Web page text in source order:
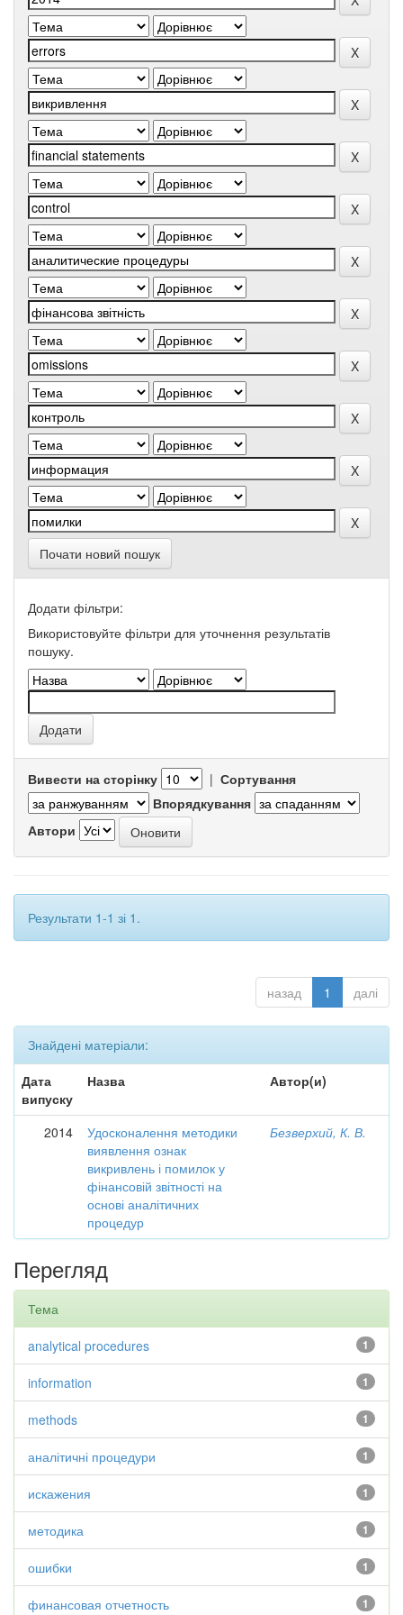
Почати новий пошук
Додати фільтри:
Використовуйте фільтри для уточнення результатів
пошуку.
Вивести на сторінку | Сортування
Впорядкування
Автори
Результати 1-1 зі 1.
назад 1 далі
Знайдені матеріали:
Дата
випуску
Назва Автор(и)
2014
Удосконалення методики
виявлення ознак
викривлень і помилок у
фінансовій звітності на
основі аналітичних
процедур
Безверхий, К. В.
Перегляд
Тема
1
analytical procedures
1
information
1
methods
1
аналітичні процедури
1
искажения
1
методика
1
ошибки
1
финансовая отчетность